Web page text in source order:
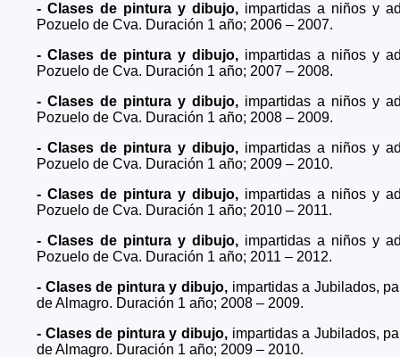
- Clases de pintura y dibujo, impartidas a niños y
Pozuelo de Cva. Duración 1 año; 2006 – 2007.
- Clases de pintura y dibujo, impartidas a niños y
Pozuelo de Cva. Duración 1 año; 2007 – 2008.
- Clases de pintura y dibujo, impartidas a niños y
Pozuelo de Cva. Duración 1 año; 2008 – 2009.
- Clases de pintura y dibujo, impartidas a niños y
Pozuelo de Cva. Duración 1 año; 2009 – 2010.
- Clases de pintura y dibujo, impartidas a niños y
Pozuelo de Cva. Duración 1 año; 2010 – 2011.
- Clases de pintura y dibujo, impartidas a niños y
Pozuelo de Cva. Duración 1 año; 2011 – 2012.
- Clases de pintura y dibujo, impartidas a Jubilados,
de Almagro. Duración 1 año; 2008 – 2009.
- Clases de pintura y dibujo, impartidas a Jubilados,
de Almagro. Duración 1 año; 2009 – 2010.